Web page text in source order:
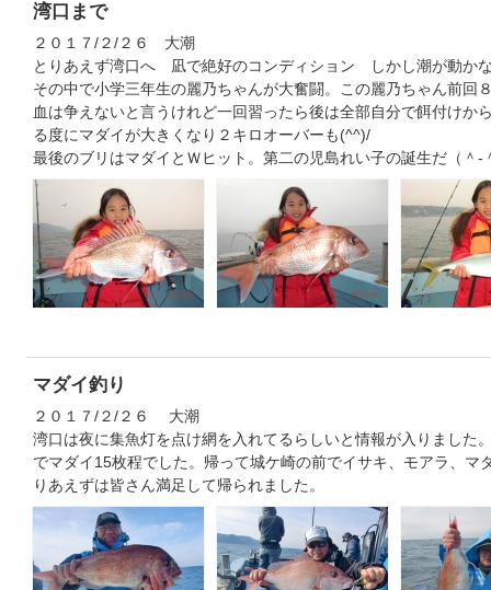
湾口まで
２０１７/２/２６ 大潮
とりあえず湾口へ 凪で絶好のコンディション しかし潮が動か
その中で小学三年生の麗乃ちゃんが大奮闘。この麗乃ちゃん前回
血は争えないと言うけれど一回習ったら後は全部自分で餌付けか
る度にマダイが大きくなり２キロオーバーも(^^)/
最後のブリはマダイとＷヒット。第二の児島れい子の誕生だ（＾-
マダイ釣り
２０１７/２/２６ 大潮
湾口は夜に集魚灯を点け網を入れてるらしいと情報が入りました
でマダイ15枚程でした。帰って城ケ崎の前でイサキ、モアラ、マ
りあえずは皆さん満足して帰られました。